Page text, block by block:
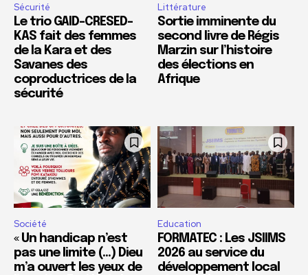
Sécurité
Le trio GAID-CRESED-
KAS fait des femmes
de la Kara et des
Savanes des
coproductrices de la
sécurité
Littérature
Sortie imminente du
second livre de Régis
Marzin sur l’histoire
des élections en
Afrique
Société
« Un handicap n’est
pas une limite (…) Dieu
m’a ouvert les yeux de
Education
FORMATEC : Les JSIIMS
2026 au service du
développement local